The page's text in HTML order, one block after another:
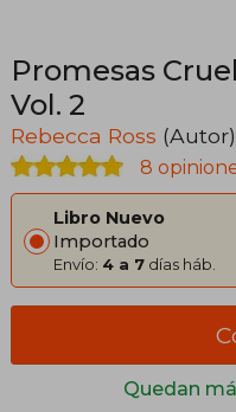
Promesas
Vol. 2
Rebecca Ross (Autor)
8
Libro Nuevo
Importado
Envío: 4 a 7 días háb.
Quedan